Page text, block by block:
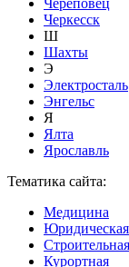
Череповец
Черкесск
Ш
Шахты
Э
Электросталь
Энгельс
Я
Ялта
Ярославль
Тематика сайта:
Медицина
Юридическая
Строительная
Курортная